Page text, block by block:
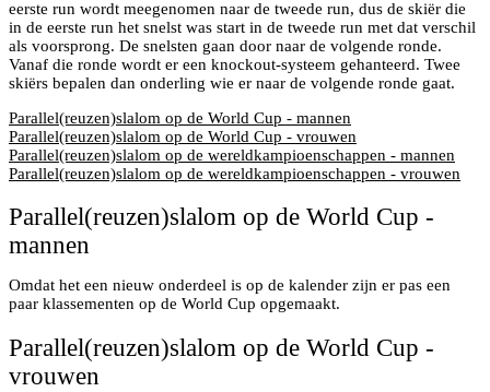
eerste run wordt meegenomen naar de tweede run, dus de skiër die
in de eerste run het snelst was start in de tweede run met dat verschil
als voorsprong. De snelsten gaan door naar de volgende ronde.
Vanaf die ronde wordt er een knockout-systeem gehanteerd. Twee
skiërs bepalen dan onderling wie er naar de volgende ronde gaat.
Parallel(reuzen)slalom op de World Cup - mannen
Parallel(reuzen)slalom op de World Cup - vrouwen
Parallel(reuzen)slalom op de wereldkampioenschappen - mannen
Parallel(reuzen)slalom op de wereldkampioenschappen - vrouwen
Parallel(reuzen)slalom op de World Cup -
mannen
Omdat het een nieuw onderdeel is op de kalender zijn er pas een
paar klassementen op de World Cup opgemaakt.
Parallel(reuzen)slalom op de World Cup -
vrouwen